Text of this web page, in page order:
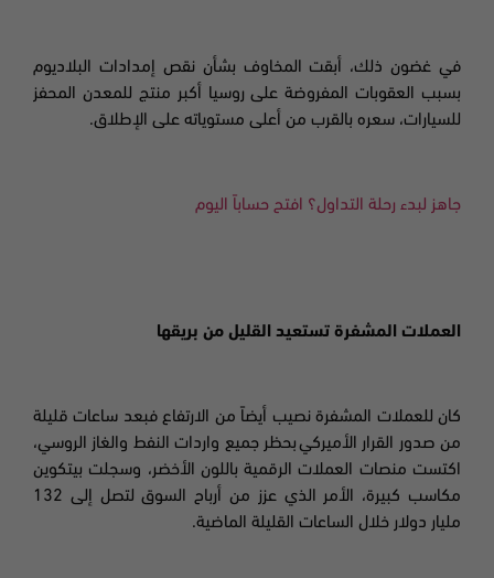
في غضون ذلك، أبقت المخاوف بشأن نقص إمدادات البلاديوم
بسبب العقوبات المفروضة على روسيا أكبر منتج للمعدن المحفز
للسيارات، سعره بالقرب من أعلى مستوياته على الإطلاق.
جاهز لبدء رحلة التداول؟ افتح حساباً اليوم
العملات المشفرة تستعيد القليل من بريقها
كان للعملات المشفرة نصيب أيضاً من الارتفاع فبعد ساعات قليلة
من صدور القرار الأميركي بحظر جميع واردات النفط والغاز الروسي،
اكتست منصات العملات الرقمية باللون الأخضر، وسجلت بيتكوين
مكاسب كبيرة، الأمر الذي عزز من أرباح السوق لتصل إلى 132
مليار دولار خلال الساعات القليلة الماضية.